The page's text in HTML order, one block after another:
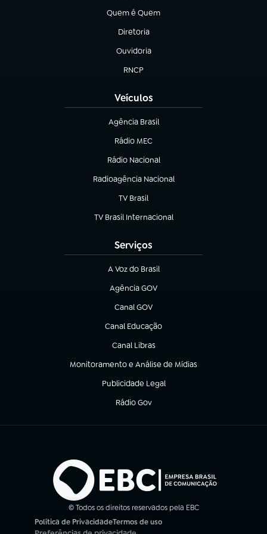
Quem é Quem
(abre em nova aba)
Diretoria
(abre em nova aba)
Ouvidoria
(abre em nova aba)
RNCP
(abre em nova aba)
Veículos
Agência Brasil
(abre em nova aba)
Rádio MEC
Rádio Nacional
(abre em nova aba)
Radioagência Nacional
(abre em nova aba)
TV Brasil
(abre em nova aba)
TV Brasil Internacional
(abre em nova aba)
Serviços
A Voz do Brasil
(abre em nova aba)
Agência GOV
(abre em nova aba)
Canal GOV
(abre em nova aba)
Canal Educação
(abre em nova aba)
Canal Libras
(abre em nova aba)
Monitoramento e Análise de Mídias
(abre em nova aba)
Publicidade Legal
(abre em nova aba)
Rádio Gov
(abre em nova aba)
© Todos os direitos reservados pela EBC
Política de Privacidade
(abre em nova aba)
Termos de uso
(abre em nova aba)